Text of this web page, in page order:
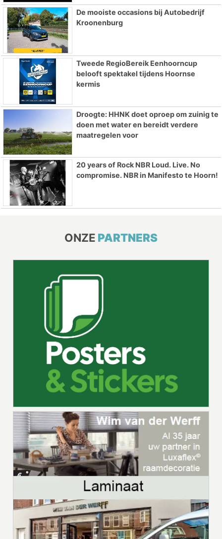
De mooiste occasions bij Autobedrijf
Kroonenburg
Tweede RegioBereik Eenhoorncup
belooft spektakel tijdens Hoornse
kermis
Droogte: HHNK doet oproep om zuinig te
doen met water en bereidt verdere
maatregelen voor
20 years of Rock NBR Loud. Live. No
compromise. NBR in Manifesto te Hoorn!
ONZE PARTNERS